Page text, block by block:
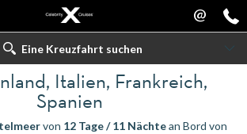
@
Eine Kreuzfahrt suchen
Italien, Frankreich,
Spanien
von 12 Tage / 11 Nächtean Bord von